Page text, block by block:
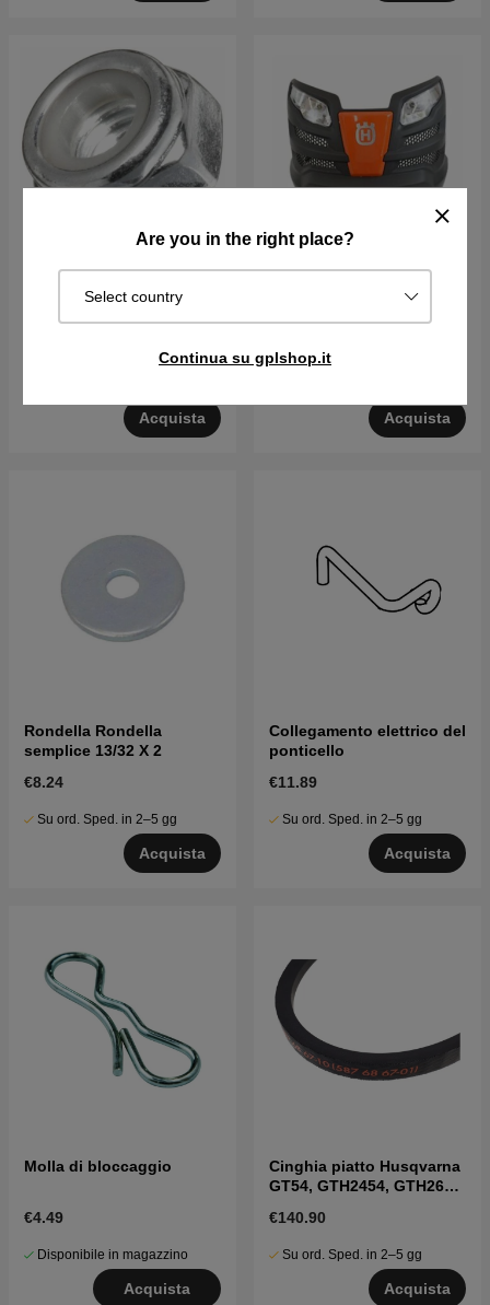
Are you in the right place?
Select country
Continua su gplshop.it
Dado (basso, Nylock)
Acquista Acquista
Rondella Rondella
semplice 13/32 X 2
€8.24
Su ord. Sped. in 2–5 gg
Acquista
Collegamento elettrico del
ponticello
€11.89
Su ord. Sped. in 2–5 gg
Acquista
Molla di bloccaggio
€4.49
Disponibile in magazzino
Acquista
Cinghia piatto Husqvarna
GT54, GTH2454, GTH260,
€140.90
Su ord. Sped. in 2–5 gg
Acquista